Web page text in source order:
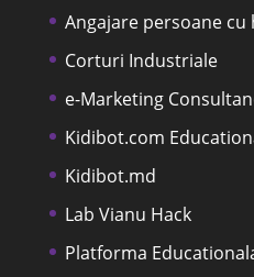
Angajare persoane cu
Corturi Industriale
e-Marketing
Kidibot.com
Kidibot.md
Lab Vianu Hack
Platforma